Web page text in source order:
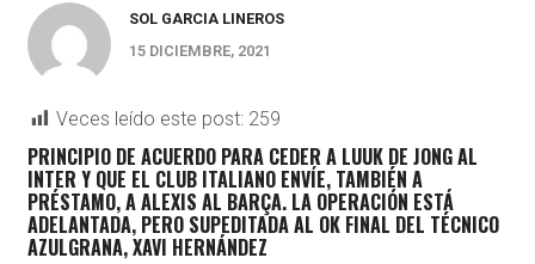
SOL GARCIA LINEROS
15 DICIEMBRE, 2021
Veces leído este post: 259
PRINCIPIO DE ACUERDO PARA CEDER A LUUK DE JONG AL
INTER Y QUE EL CLUB ITALIANO ENVÍE, TAMBIÉN A
PRÉSTAMO, A ALEXIS AL BARÇA. LA OPERACIÓN ESTÁ
ADELANTADA, PERO SUPEDITADA AL OK FINAL DEL TÉCNICO
AZULGRANA, XAVI HERNÁNDEZ